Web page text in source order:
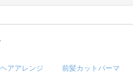
ヘアアレンジ 前髪カットパーマ